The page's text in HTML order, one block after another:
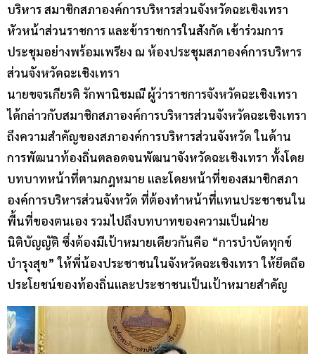
บริหาร สมาชิกสภาองค์การบริหารส่วนจังหวัดฉะเชิงเทรา
หัวหน้าส่วนราชการ และข้าราชการในสังกัด เข้าร่วมการ
ประชุมอย่างพร้อมเพรียง ณ ห้องประชุมสภาองค์การบริหาร
ส่วนจังหวัดฉะเชิงเทรา
นายขจรเกียรติ รักพานิชมณี ผู้ว่าราชการจังหวัดฉะเชิงเทรา
ได้กล่าวกับสมาชิกสภาองค์การบริหารส่วนจังหวัดฉะเชิงเทรา
ถึงความสำคัญของสภาองค์การบริหารส่วนจังหวัด ในด้าน
การพัฒนาท้องถิ่นตลอดจนพัฒนาจังหวัดฉะเชิงเทรา ทั้งโดย
บทบาทหน้าที่ตามกฎหมาย และโดยหน้าที่ของสมาชิกสภา
องค์การบริหารส่วนจังหวัด ที่ต้องทำหน้าที่แทนประชาชนใน
พื้นที่ของตนเอง รวมไปถึงบทบาทของความเป็นฝ่าย
นิติบัญญัติ ซึ่งต้องมีเป้าหมายเดียวกันคือ “การบำบัดทุกข์
บำรุงสุข” ให้พี่น้องประชาชนในจังหวัดฉะเชิงเทรา ให้ยึดถือ
ประโยชน์ของท้องถิ่นและประชาชนเป็นเป้าหมายสำคัญ